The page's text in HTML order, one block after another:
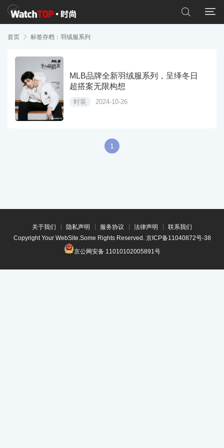


首页  标签存档：羽绒服系列
MLB品牌全新羽绒服系列，呈绎冬日
超搭案无限构想
时装 2024-10-26
1
关于我们 隐私声明 服务协议 法律声明
联系我们
Copyright Your WebSite.Some Rights Reserved. 京ICP备11040872号-38
京公网安备 11010102005891号